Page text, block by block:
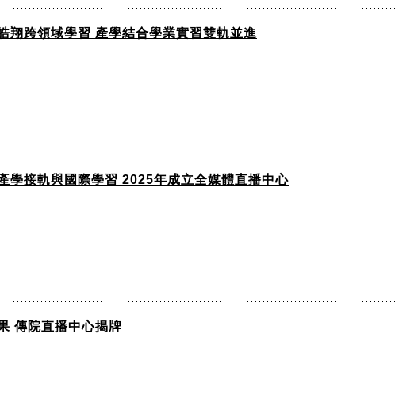
翔跨領域學習 產學結合學業實習雙軌並進
學接軌與國際學習 2025年成立全媒體直播中心
傳院直播中心揭牌